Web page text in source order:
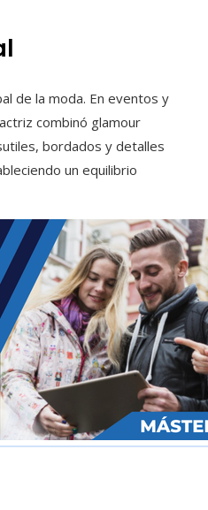
de la moda. En eventos y
combinó glamour
bordados y detalles
un equilibrio